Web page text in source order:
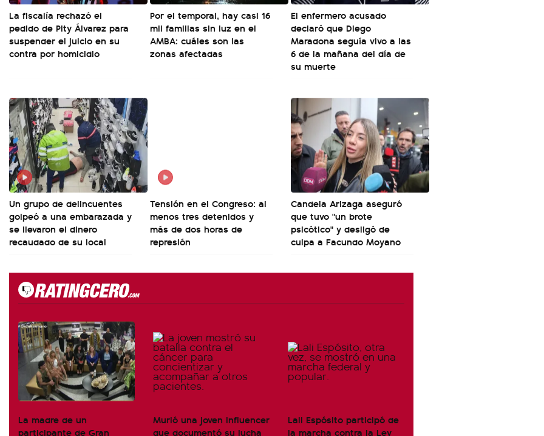
La fiscalía rechazó el
pedido de Pity Álvarez para
suspender el juicio en su
contra por homicidio
Por el temporal, hay casi 16
mil familias sin luz en el
AMBA: cuáles son las
zonas afectadas
El enfermero acusado
declaró que Diego
Maradona seguía vivo a las
6 de la mañana del día de
su muerte
Un grupo de delincuentes
golpeó a una embarazada y
se llevaron el dinero
recaudado de su local
Tensión en el Congreso: al
menos tres detenidos y
más de dos horas de
represión
Candela Arizaga aseguró
que tuvo "un brote
psicótico" y desligó de
culpa a Facundo Moyano
La madre de un
participante de Gran
Murió una joven influencer
que documentó su lucha
Lali Espósito participó de
la marcha contra la Ley